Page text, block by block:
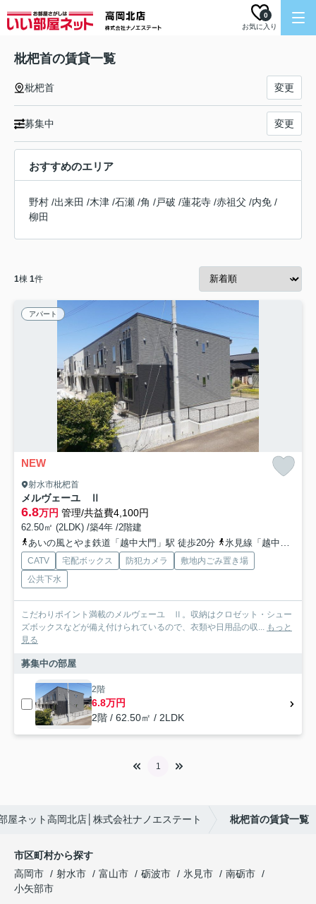
お気に入り
0
枇杷首の賃貸一覧
枇杷首 変更
募集中 変更
おすすめのエリア
野村 /出来田 /木津 /石瀬 /角 /戸破 /蓮花寺 /赤祖父 /内免 /
柳田
1棟 1件
アパート
NEW
射水市枇杷首
メルヴェーユ Ⅱ
6.8万円 管理/共益費4,100円
62.50㎡ (2LDK) /築4年 /2階建
あいの風とやま鉄道「越中大門」駅 徒歩20分
氷見線「越中中川」駅 徒歩32分
CATV 宅配ボックス 防犯カメラ
敷地内ごみ置き場
公共下水
こだわりポイント満載のメルヴェーユ Ⅱ。収納はクロゼット・シュー
ズボックスなどが備え付けられているので、衣類や日用品の収... もっと
見る
募集中の部屋
2階
6.8万円
2階 / 62.50㎡ / 2LDK
1
屋ネット高岡北店│株式会社ナノエステート 枇杷首の賃貸一覧
市区町村から探す
高岡市
射水市 富山市 砺波市 氷見市
南砺市
小矢部市